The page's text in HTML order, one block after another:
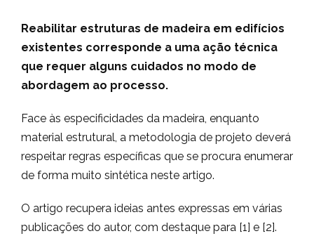
Reabilitar estruturas de madeira em edifícios
existentes corresponde a uma ação técnica
que requer alguns cuidados no modo de
abordagem ao processo.
Face às especificidades da madeira, enquanto
material estrutural, a metodologia de projeto deverá
respeitar regras específicas que se procura enumerar
de forma muito sintética neste artigo.
O artigo recupera ideias antes expressas em várias
publicações do autor, com destaque para [1] e [2].